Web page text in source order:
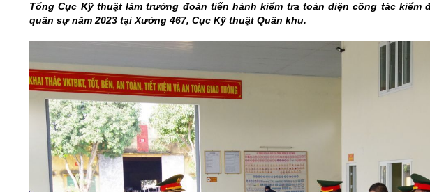
Tổng Cục Kỹ thuật làm trưởng đoàn tiến hành kiểm tra toàn diện công tác
quân sự năm 2023 tại Xưởng 467, Cục Kỹ thuật Quân khu.